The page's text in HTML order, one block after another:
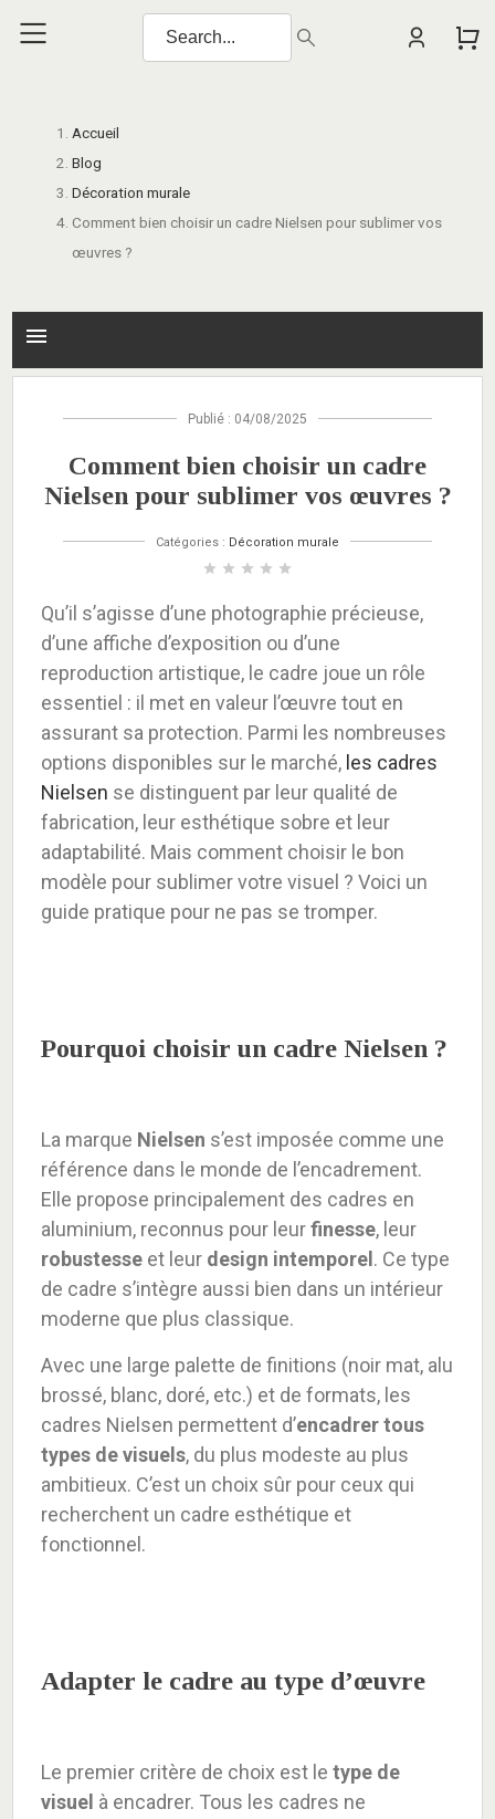
Accueil
Blog
Décoration murale
Comment bien choisir un cadre Nielsen pour sublimer vos
œuvres ?
menu
Publié : 04/08/2025
Comment bien choisir un cadre
Nielsen pour sublimer vos œuvres ?
Catégories : Décoration murale
star star star star star
Qu’il s’agisse d’une photographie précieuse,
d’une affiche d’exposition ou d’une
reproduction artistique, le cadre joue un rôle
essentiel : il met en valeur l’œuvre tout en
assurant sa protection. Parmi les nombreuses
options disponibles sur le marché, les cadres
Nielsen se distinguent par leur qualité de
fabrication, leur esthétique sobre et leur
adaptabilité. Mais comment choisir le bon
modèle pour sublimer votre visuel ? Voici un
guide pratique pour ne pas se tromper.
Pourquoi choisir un cadre Nielsen ?
La marque Nielsen s’est imposée comme une
référence dans le monde de l’encadrement.
Elle propose principalement des cadres en
aluminium, reconnus pour leurfinesse, leur
robustesse et leur design intemporel . Ce type
de cadre s’intègre aussi bien dans un intérieur
moderne que plus classique.
Avec une large palette de finitions (noir mat, alu
brossé, blanc, doré, etc.) et de formats, les
cadres Nielsen permettent d’encadrer tous
types de visuels, du plus modeste au plus
ambitieux. C’est un choix sûr pour ceux qui
recherchent un cadre esthétique et
fonctionnel.
Adapter le cadre au type d’œuvre
Le premier critère de choix est le type de
visuel à encadrer. Tous les cadres ne